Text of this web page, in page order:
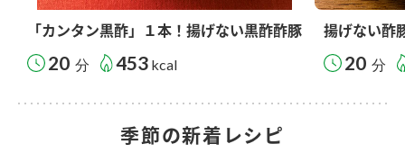
「カンタン黒酢」１本！揚げない黒酢酢豚
20 分 453 kcal
揚げない酢
20 分
季節の新着レシピ